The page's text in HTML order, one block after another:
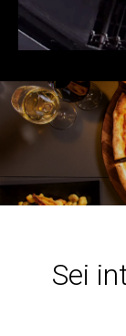
Sei